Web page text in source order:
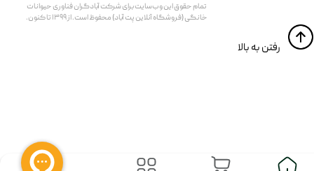
تمام حقوق اين وب‌سايت برای شرکت آبادگران فناوری حیوانات
خانگی (فروشگاه آنلاین پت آباد) محفوظ است. از ۱۳۹۹ تا کنون.
​​رفتن به بالا